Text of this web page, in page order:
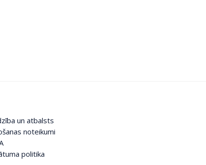
un atbalsts
noteikumi
politika